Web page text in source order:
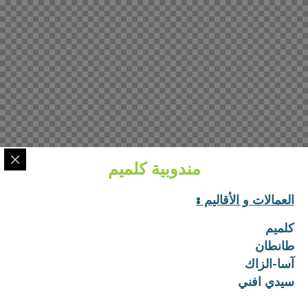
مندوبية كلميم
العمالات و الأقاليم :
كلميم
طانطان
آسا-الزاك
سيدي افني